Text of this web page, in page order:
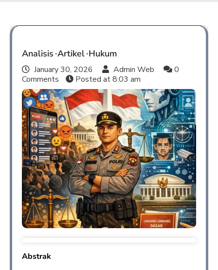
Analisis Artikel Hukum
January 30, 2026 Admin Web
0
Comments
Posted at8:03 am
Abstrak